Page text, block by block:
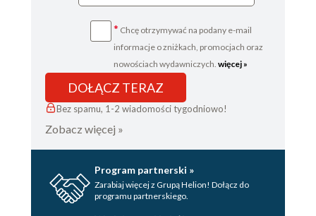
* Chcę otrzymywać na podany e-mail
informacje o zniżkach, promocjach oraz
nowościach wydawniczych. więcej »
DOŁĄCZ TERAZ
Bez spamu, 1-2 wiadomości tygodniowo!
Zobacz więcej »
Program partnerski »
Zarabiaj więcej z Grupą Helion! Dołącz do
programu partnerskiego.